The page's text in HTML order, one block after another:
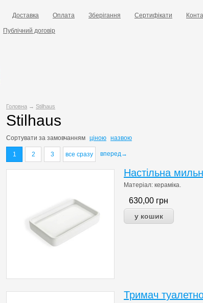
Доставка Оплата Зберігання Сертифікати
Публічний договір
Головна → Stilhaus
Stilhaus
Сортувати за замовчанням ціною назвою
1 2 3 все сразу вперед→
Настільна
Матеріал: кераміка.
630,00 грн
Тримач